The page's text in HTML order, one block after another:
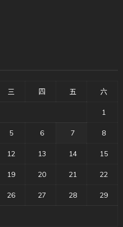
三 四 五 六
1
5 6 7 8
12 13 14 15
19 20 21 22
26 27 28 29